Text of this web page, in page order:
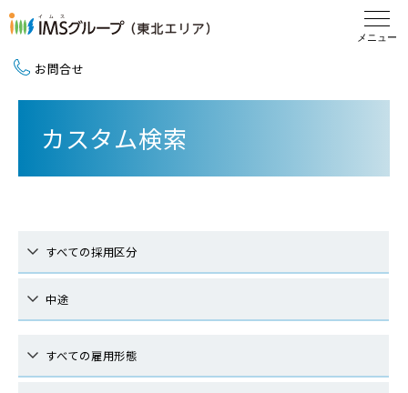
お問合せ
カスタム検索
すべての採用区分
中途
すべての雇用形態